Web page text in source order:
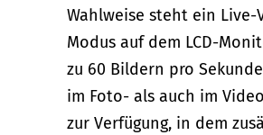
Wahlweise steht ein Live-
Modus auf dem LCD-
zu 60 Bildern pro
im Foto- als auch im
zur Verfügung, in dem